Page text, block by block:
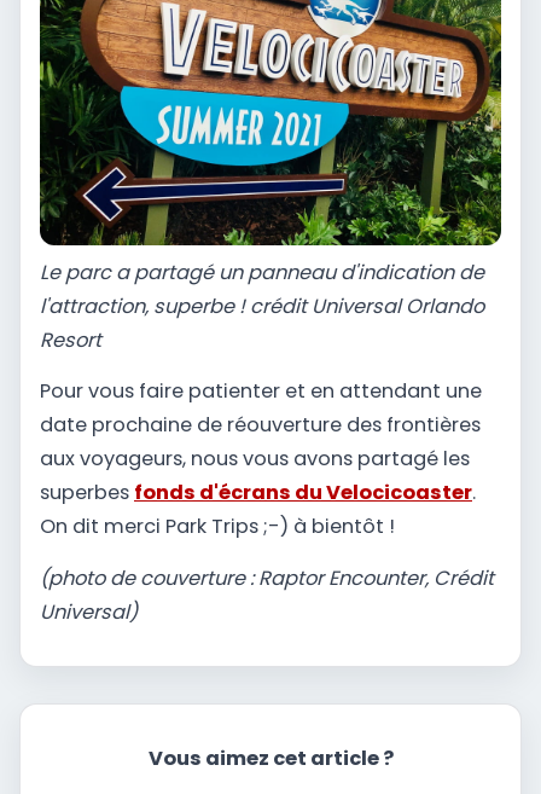
Le parc a partagé un panneau d'indication de
l'attraction, superbe ! crédit Universal Orlando
Resort
Pour vous faire patienter et en attendant une
date prochaine de réouverture des frontières
aux voyageurs, nous vous avons partagé les
superbes fonds d'écrans du Velocicoaster.
On dit merci Park Trips ;-) à bientôt !
(photo de couverture : Raptor Encounter, Crédit
Universal)
Vous aimez cet article ?